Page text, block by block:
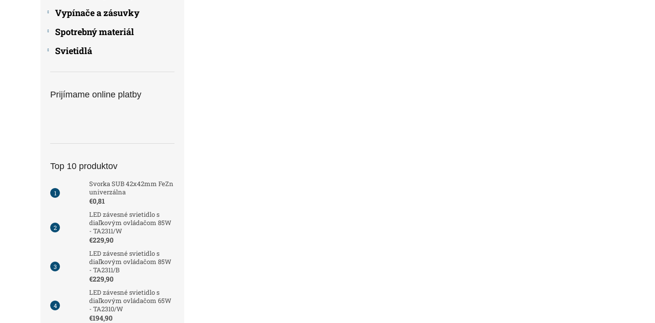
Vypínače a zásuvky
Spotrebný materiál
Svietidlá
Prijímame online platby
Top 10 produktov
Svorka SUB 42x42mm FeZn
univerzálna
€0,81
LED závesné svietidlo s
diaľkovým ovládačom 85W
- TA2311/W
€229,90
LED závesné svietidlo s
diaľkovým ovládačom 85W
- TA2311/B
€229,90
LED závesné svietidlo s
diaľkovým ovládačom 65W
- TA2310/W
€194,90